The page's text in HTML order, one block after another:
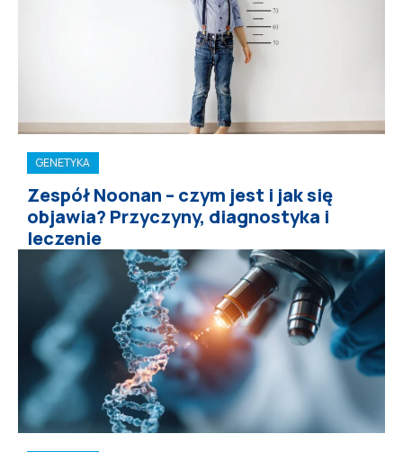
GENETYKA
Zespół Noonan – czym jest i jak się
objawia? Przyczyny, diagnostyka i
leczenie